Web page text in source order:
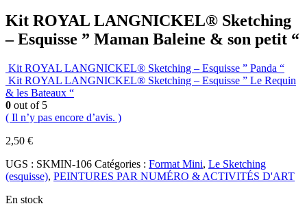
Kit ROYAL LANGNICKEL® Sketching
– Esquisse ” Maman Baleine & son petit “
Kit ROYAL LANGNICKEL® Sketching – Esquisse ” Panda “
Kit ROYAL LANGNICKEL® Sketching – Esquisse ” Le Requin
& les Bateaux “
0 out of 5
( Il n’y pas encore d’avis. )
2,50 €
UGS : SKMIN-106 Catégories : Format Mini, Le Sketching
(esquisse), PEINTURES PAR NUMÉRO & ACTIVITÉS D'ART
En stock